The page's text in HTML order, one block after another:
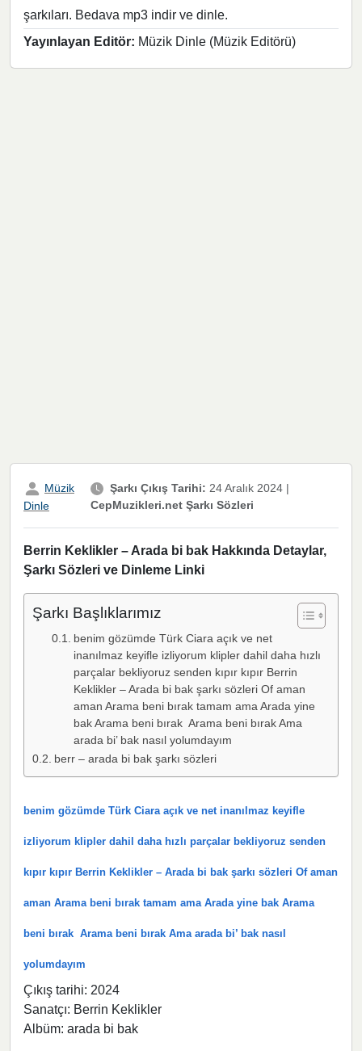
şarkıları. Bedava mp3 indir ve dinle.
Yayınlayan Editör: Müzik Dinle (Müzik Editörü)
Müzik
Dinle
Şarkı Çıkış Tarihi: 24 Aralık 2024 |
CepMuzikleri.net Şarkı Sözleri
Berrin Keklikler – Arada bi bak Hakkında Detaylar,
Şarkı Sözleri ve Dinleme Linki
Şarkı Başlıklarımız
benim gözümde Türk Ciara açık ve net
inanılmaz keyifle izliyorum klipler dahil daha hızlı
parçalar bekliyoruz senden kıpır kıpır Berrin
Keklikler – Arada bi bak şarkı sözleri Of aman
aman Arama beni bırak tamam ama Arada yine
bak Arama beni bırak Arama beni bırak Ama
arada bi’ bak nasıl yolumdayım
berr – arada bi bak şarkı sözleri
benim gözümde Türk Ciara açık ve net inanılmaz keyifle
izliyorum klipler dahil daha hızlı parçalar bekliyoruz senden
kıpır kıpır Berrin Keklikler – Arada bi bak şarkı sözleri Of aman
aman Arama beni bırak tamam ama Arada yine bak Arama
beni bırak Arama beni bırak Ama arada bi’ bak nasıl
yolumdayım
Çıkış tarihi: 2024
Sanatçı: Berrin Keklikler
Albüm: arada bi bak